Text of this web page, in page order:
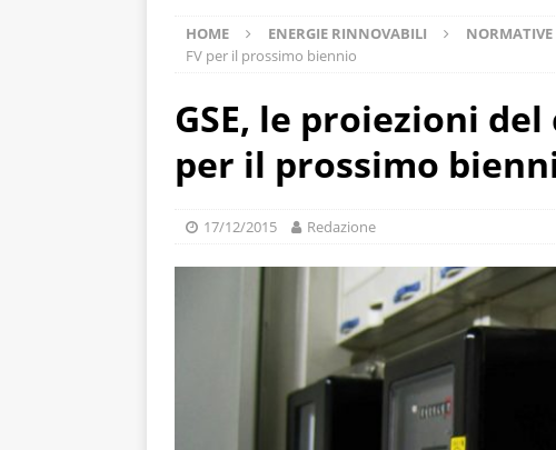
HOME ENERGIE RINNOVABILI
FV per il prossimo biennio
GSE, le proiezioni
per il prossimo
17/12/2015 Redazione